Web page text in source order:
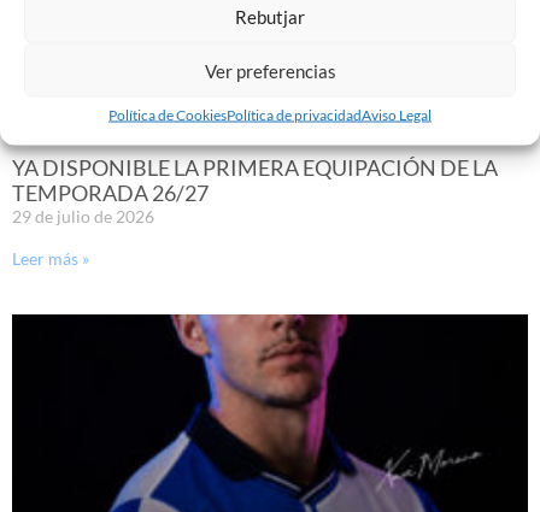
Rebutjar
Ver preferencias
Política de CookiesPolítica de privacidadAviso Legal
YA DISPONIBLE LA PRIMERA EQUIPACIÓN DE LA
TEMPORADA 26/27
29 de julio de 2026
Leer más »